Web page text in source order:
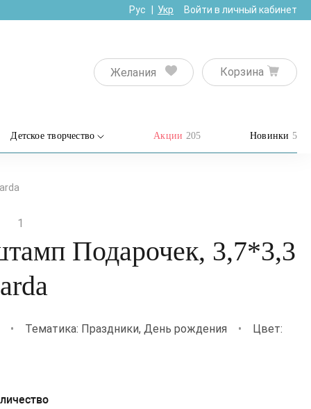
Рус Укр Войти в личный кабинет
Желания Корзина
Детское творчество Акции 205 Новинки 5
1
Подарочек, 3,7*3,3
• Тематика: Праздники, День рождения •
Цвет: